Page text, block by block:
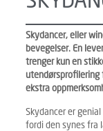
Skydancer, eller
bevegelser. En
trenger kun en
utendørsprofilering
ekstra
Skydancer er
fordi den synes fra